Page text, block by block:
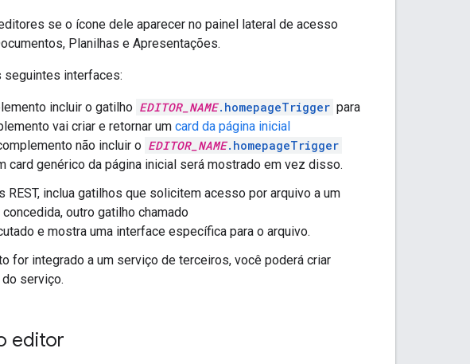
se o ícone dele aparecer no painel lateral de acesso
Planilhas e Apresentações.
seguintes interfaces:
incluir o gatilho EDITOR_NAME.homepageTrigger para
vai criar e retornar um card da página inicial
não incluir o EDITOR_NAME.homepageTrigger
card genérico da página inicial será mostrado em vez disso.
REST, inclua gatilhos que solicitem acesso por arquivo a um
outro gatilho chamado
e mostra uma interface específica para o arquivo.
for integrado a um serviço de terceiros, você poderá criar
do serviço.
editor